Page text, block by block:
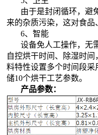
由于是封闭循环，避
来的杂质污染，这对食品
6、智能
设备免人工操作，无
自控烘干时间、除湿时
料特性设置多个时间段
储10个烘干工艺参数。
产品参数：